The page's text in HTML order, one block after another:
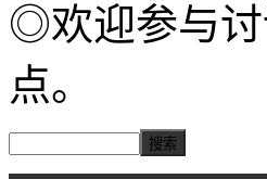
◎欢迎参与讨
点。